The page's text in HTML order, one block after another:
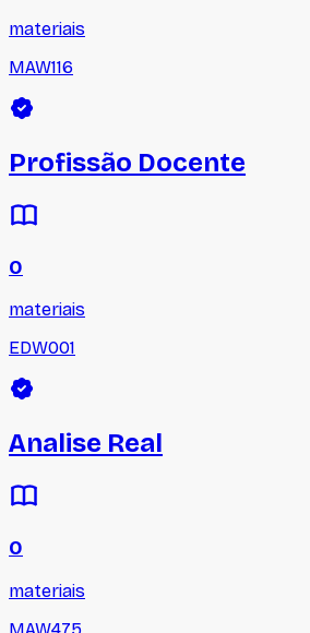
materiais
MAW116
Profissão Docente
0
materiais
EDW001
Analise Real
0
materiais
MAW475